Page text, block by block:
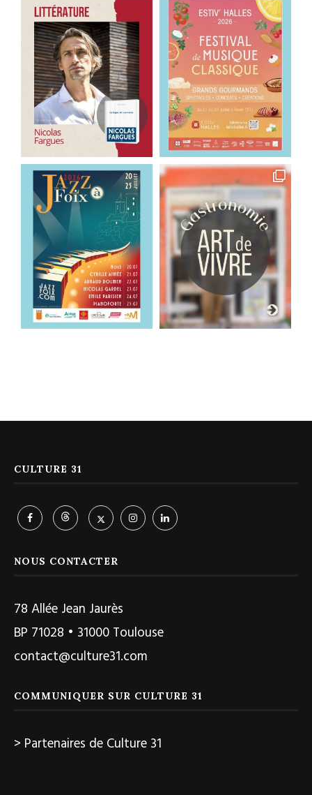
CULTURE 31
NOUS CONTACTER
78 Allée Jean Jaurès
BP 71028 • 31000 Toulouse
contact@culture31.com
COMMUNIQUER SUR CULTURE 31
> Partenaires de Culture 31